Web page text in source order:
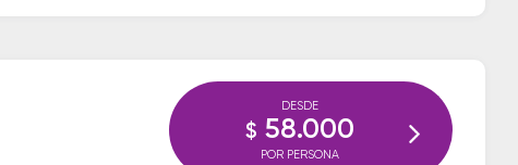
DESDE
$ 58.000
POR PERSONA